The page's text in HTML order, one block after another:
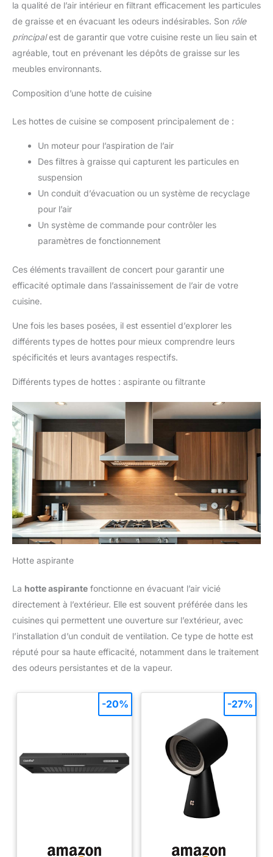
la qualité de l’air intérieur en filtrant efficacement les particules
de graisse et en évacuant les odeurs indésirables. Son rôle
principalest de garantir que votre cuisine reste un lieu sain et
agréable, tout en prévenant les dépôts de graisse sur les
meubles environnants.
Composition d’une hotte de cuisine
Les hottes de cuisine se composent principalement de :
Un moteur pour l’aspiration de l’air
Des filtres à graisse qui capturent les particules en
suspension
Un conduit d’évacuation ou un système de recyclage
pour l’air
Un système de commande pour contrôler les
paramètres de fonctionnement
Ces éléments travaillent de concert pour garantir une
efficacité optimale dans l’assainissement de l’air de votre
cuisine.
Une fois les bases posées, il est essentiel d’explorer les
différents types de hottes pour mieux comprendre leurs
spécificités et leurs avantages respectifs.
Différents types de hottes : aspirante ou filtrante
Hotte aspirante
La hotte aspirante fonctionne en évacuant l’air vicié
directement à l’extérieur. Elle est souvent préférée dans les
cuisines qui permettent une ouverture sur l’extérieur, avec
l’installation d’un conduit de ventilation. Ce type de hotte est
réputé pour sa haute efficacité, notamment dans le traitement
des odeurs persistantes et de la vapeur.
-20% -27%